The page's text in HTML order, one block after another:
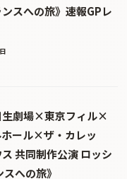
スへの旅》速報GPレ
劇場×東京フィル×
ール×ザ・カレッ
共同制作公演 ロッシ
への旅》